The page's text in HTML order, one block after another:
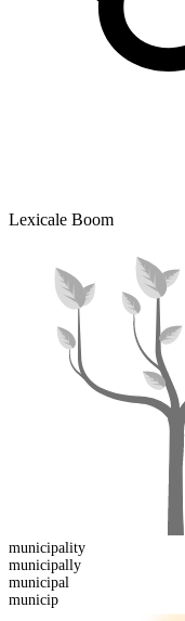
Lexicale Boom
municipality
municipally
municipal
municip